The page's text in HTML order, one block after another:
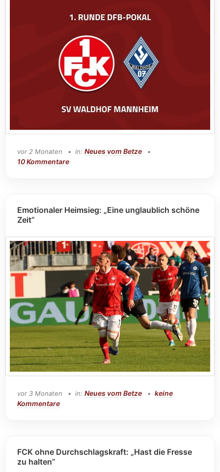
vor 2 Monaten in: Neues vom Betze
10 Kommentare
Emotionaler Heimsieg: „Eine unglaublich schöne
Zeit”
vor 3 Monaten in: Neues vom Betze
keine
Kommentare
FCK ohne Durchschlagskraft: „Hast die Fresse
zu halten”